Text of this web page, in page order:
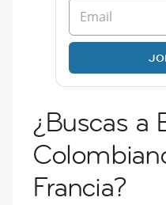
¿Buscas a
Francia?